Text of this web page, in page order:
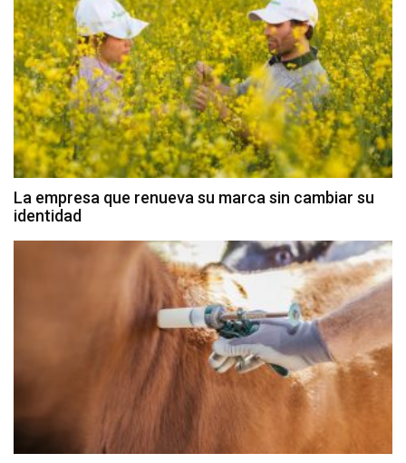
La empresa que renueva su marca sin cambiar su
identidad